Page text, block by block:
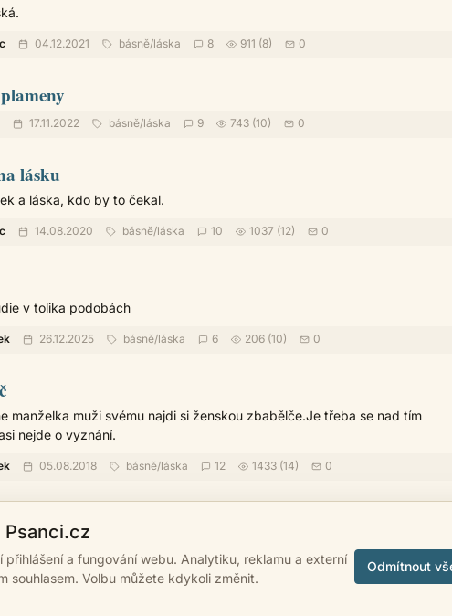
04.12.2021 básně/láska 8 911 (8) 0
17.11.2022 básně/láska 9 743 (10) 0
lásku
a láska, kdo by to čekal.
14.08.2020 básně/láska 10 1037 (12) 0
v tolika podobách
26.12.2025 básně/láska 6 206 (10) 0
manželka muži svému najdi si ženskou zbabělče.Je třeba se nad tím
nejde o vyznání.
05.08.2018 básně/láska 12 1433 (14) 0
Psanci.cz
a fungování webu. Analytiku, reklamu a externí
souhlasem. Volbu můžete kdykoli změnit.
Odmítnout